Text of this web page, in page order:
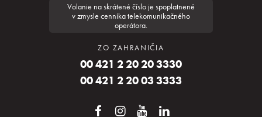
Volanie na skrátené číslo je spoplatnené
v zmysle cenníka telekomunikačného
operátora.
ZO ZAHRANIČIA
00 421 2 20 20 3330
00 421 2 20 03 3333